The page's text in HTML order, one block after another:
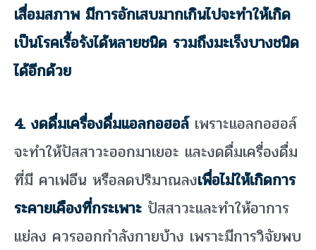
เสื่อมสภาพ มีการอักเสบมากเกินไปจะทำให้เกิด
เป็นโรคเรื้อรังได้หลายชนิด รวมถึงมะเร็งบางชนิด
ได้อีกด้วย
4. งดดื่มเครื่องดื่มแอลกอฮอล์เพราะแอลกอฮอล์
จะทำให้ปัสสาวะออกมาเยอะ และงดดื่มเครื่องดื่ม
ที่มี คาเฟอีน หรือลดปริมาณลงเพื่อไม่ให้เกิดการ
ระคายเคืองที่กระเพาะ ปัสสาวะและทำให้อาการ
แย่ลง ควรออกกำลังกายบ้าง เพราะมีการวิจัยพบ